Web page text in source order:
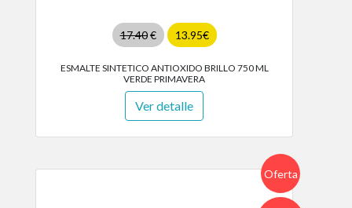
17.40€ 13.95€
ESMALTE SINTETICO ANTIOXIDO BRILLO 750 ML
VERDE PRIMAVERA
Ver detalle
Oferta